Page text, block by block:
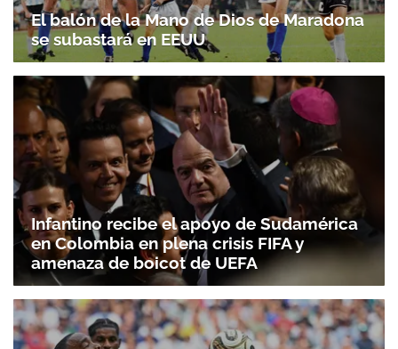
El balón de la Mano de Dios de Maradona
se subastará en EEUU
Infantino recibe el apoyo de Sudamérica
en Colombia en plena crisis FIFA y
amenaza de boicot de UEFA